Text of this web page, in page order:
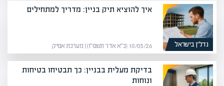
נדל”ן בישראל
איך להוציא תיק בניין: מדריך למתחילים
10/03/26 (כ״א אדר תשפ״ו) | מערכת אפיק
בדיקת מעלית בבניין: כך תבטיחו בטיחות
ונוחות